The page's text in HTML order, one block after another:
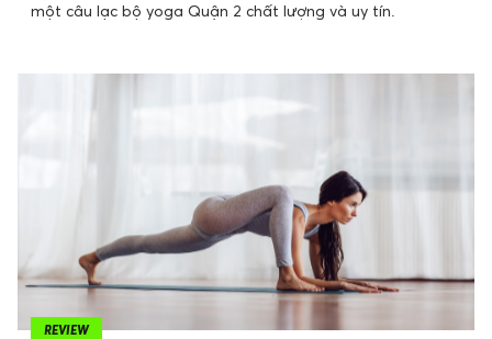
một câu lạc bộ yoga Quận 2 chất lượng và uy tín.
REVIEW